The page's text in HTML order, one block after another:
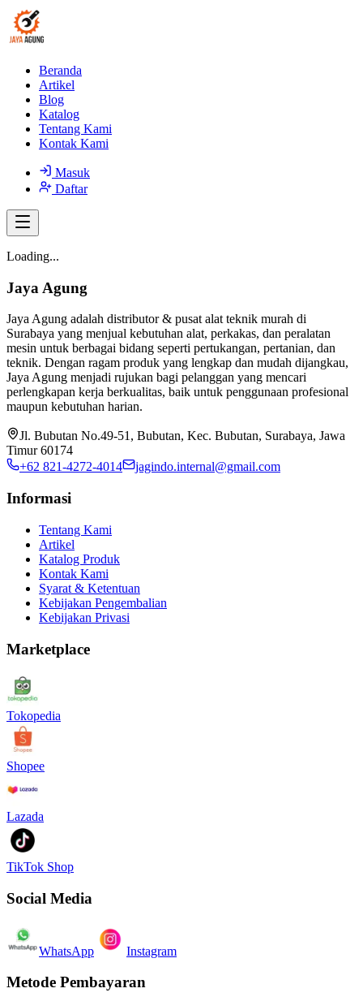
Beranda
Artikel
Blog
Katalog
Tentang Kami
Kontak Kami
Masuk
Daftar
Loading...
Jaya Agung
Jaya Agung adalah distributor & pusat alat teknik murah di
Surabaya yang menjual kebutuhan alat, perkakas, dan peralatan
mesin untuk berbagai bidang seperti pertukangan, pertanian, dan
teknik. Dengan ragam produk yang lengkap dan mudah dijangkau,
Jaya Agung menjadi rujukan bagi pelanggan yang mencari
perlengkapan kerja berkualitas, baik untuk penggunaan profesional
maupun kebutuhan harian.
Jl. Bubutan No.49-51, Bubutan, Kec. Bubutan, Surabaya, Jawa
Timur 60174
+62 821-4272-4014
jagindo.internal@gmail.com
Informasi
Tentang Kami
Artikel
Katalog Produk
Kontak Kami
Syarat & Ketentuan
Kebijakan Pengembalian
Kebijakan Privasi
Marketplace
Tokopedia
Shopee
Lazada
TikTok Shop
Social Media
WhatsApp Instagram
Metode Pembayaran